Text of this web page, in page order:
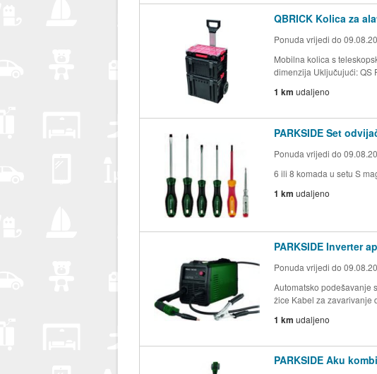
QBRICK Kolica za
Ponuda vrijedi do
Mobilna kolica s
dimenzija Uključujući: QS
1 km udaljeno
PARKSIDE Set
Ponuda vrijedi do
6 ili 8 komada u setu S
1 km udaljeno
PARKSIDE Inverter
Ponuda vrijedi do
Automatsko podešavanje
žice Kabel za zavarivanje
1 km udaljeno
PARKSIDE Aku